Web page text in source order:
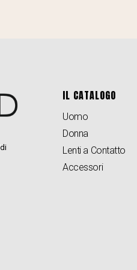
IL CATALOGO
Uomo
Donna
Lenti a Contatto
Accessori